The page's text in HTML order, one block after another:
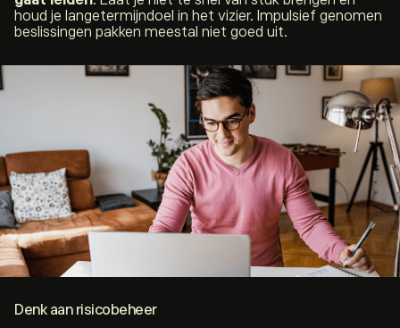
houd je langetermijndoel in het vizier. Impulsief genomen
beslissingen pakken meestal niet goed uit.
Denk aan risicobeheer